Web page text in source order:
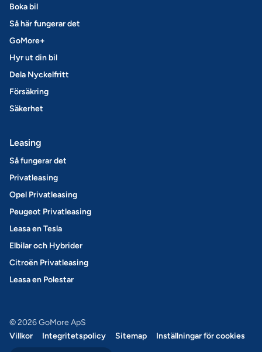
Boka bil
Så här fungerar det
GoMore+
Hyr ut din bil
Dela Nyckelfritt
Försäkring
Säkerhet
Leasing
Så fungerar det
Privatleasing
Opel Privatleasing
Peugeot Privatleasing
Leasa en Tesla
Elbilar och Hybrider
Citroën Privatleasing
Leasa en Polestar
© 2026 GoMore ApS
Villkor
Integritetspolicy Sitemap Inställningar för cookies